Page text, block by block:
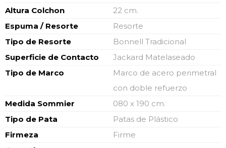
Altura Colchon
22 cm.
Espuma / Resorte
Resorte
Tipo de Resorte
Bonnell Tradicional
Superficie de Contacto
Jackard Matelaseado
Tipo de Marco
Marco de acero perimetral
con doble refuerzo
Medida Sommier
080 x 190 cm.
Tipo de Pata
Patas de Plástico
Firmeza
Firme